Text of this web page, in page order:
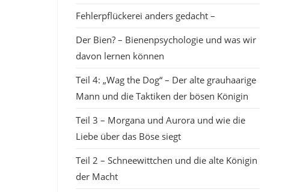
Fehlerpflückerei anders gedacht –
Der Bien? – Bienenpsychologie und was wir
davon lernen können
Teil 4: „Wag the Dog“ – Der alte grauhaarige
Mann und die Taktiken der bösen Königin
Teil 3 – Morgana und Aurora und wie die
Liebe über das Böse siegt
Teil 2 – Schneewittchen und die alte Königin
der Macht